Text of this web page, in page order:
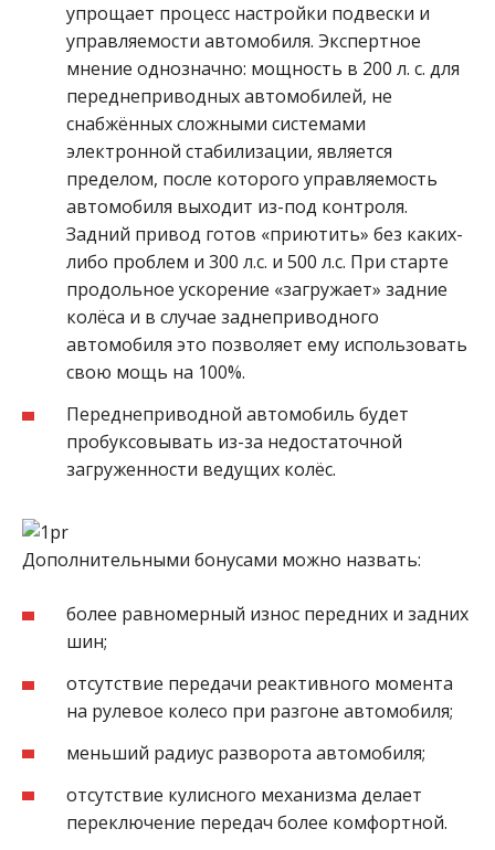
упрощает процесс настройки подвески и
управляемости автомобиля. Экспертное
мнение однозначно: мощность в 200 л. с. для
переднеприводных автомобилей, не
снабжённых сложными системами
электронной стабилизации, является
пределом, после которого управляемость
автомобиля выходит из-под контроля.
Задний привод готов «приютить» без каких-
либо проблем и 300 л.с. и 500 л.с. При старте
продольное ускорение «загружает» задние
колёса и в случае заднеприводного
автомобиля это позволяет ему использовать
свою мощь на 100%.
Переднеприводной автомобиль будет
пробуксовывать из-за недостаточной
загруженности ведущих колёс.
Дополнительными бонусами можно назвать:
более равномерный износ передних и задних
шин;
отсутствие передачи реактивного момента
на рулевое колесо при разгоне автомобиля;
меньший радиус разворота автомобиля;
отсутствие кулисного механизма делает
переключение передач более комфортной.